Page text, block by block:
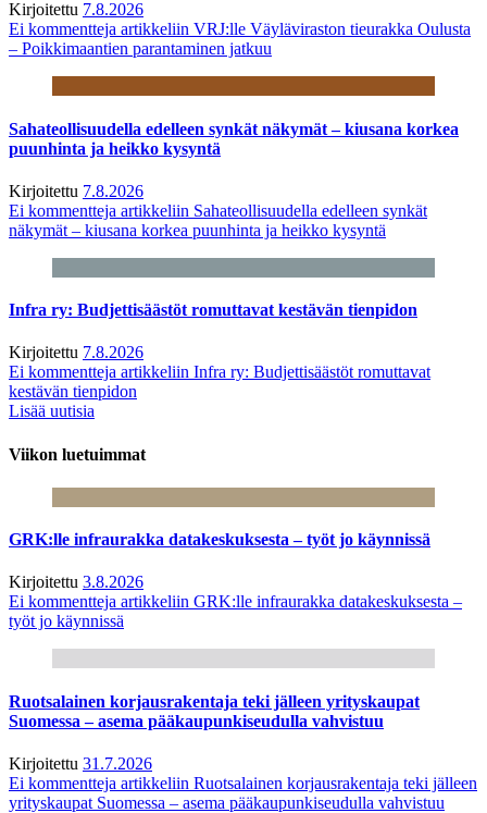
Kirjoitettu 7.8.2026
Ei kommentteja artikkeliin VRJ:lle Väyläviraston tieurakka Oulusta
– Poikkimaantien parantaminen jatkuu
Sahateollisuudella edelleen synkät näkymät – kiusana korkea
puunhinta ja heikko kysyntä
Kirjoitettu 7.8.2026
Ei kommentteja artikkeliin Sahateollisuudella edelleen synkät
näkymät – kiusana korkea puunhinta ja heikko kysyntä
Infra ry: Budjettisäästöt romuttavat kestävän tienpidon
Kirjoitettu 7.8.2026
Ei kommentteja artikkeliin Infra ry: Budjettisäästöt romuttavat
kestävän tienpidon
Lisää uutisia
Viikon luetuimmat
GRK:lle infraurakka datakeskuksesta – työt jo käynnissä
Kirjoitettu 3.8.2026
Ei kommentteja artikkeliin GRK:lle infraurakka datakeskuksesta –
työt jo käynnissä
Ruotsalainen korjausrakentaja teki jälleen yrityskaupat
Suomessa – asema pääkaupunkiseudulla vahvistuu
Kirjoitettu 31.7.2026
Ei kommentteja artikkeliin Ruotsalainen korjausrakentaja teki jälleen
yrityskaupat Suomessa – asema pääkaupunkiseudulla vahvistuu